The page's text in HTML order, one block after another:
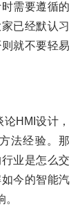
需要遵循的
已经默认习
就不要轻易
HMI设计，
法经验。那
业是怎么交
今的智能汽